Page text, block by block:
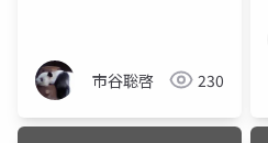
市谷聡啓 230